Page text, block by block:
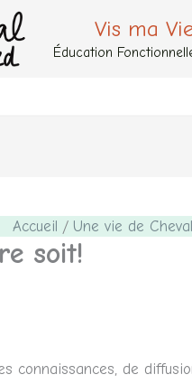
Vis ma
Éducation
Accueil Une vie de Cheval
soit!
connaissances, de